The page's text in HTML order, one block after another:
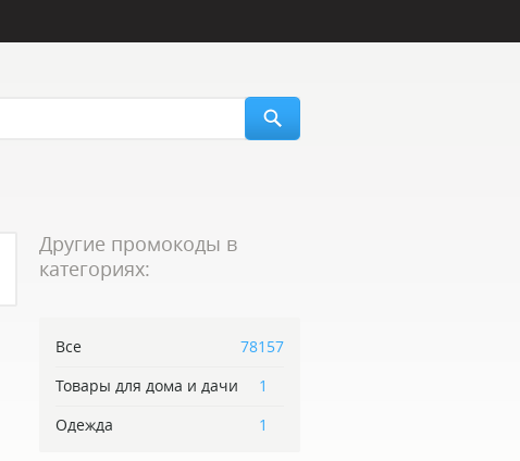
Другие промокоды в
категориях:
Все
78157
Товары для дома и дачи
1
Одежда
1